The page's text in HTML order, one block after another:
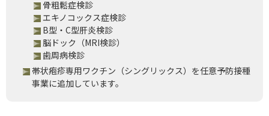
骨粗鬆症検診
エキノコックス症検診
B型・C型肝炎検診
脳ドック（MRI検診）
歯周病検診
帯状疱疹専用ワクチン（シングリックス）を任意予防接種
事業に追加しています。